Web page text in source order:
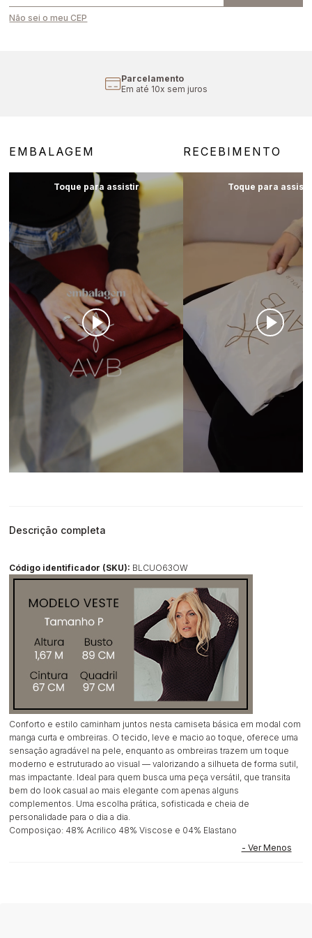
Não sei o meu CEP
Parcelamento
Em até 10x sem juros
EMBALAGEM RECEBIMENTO
Descrição completa
Código identificador (SKU): BLCUO63OW
Conforto e estilo caminham juntos nesta camiseta básica em modal com
manga curta e ombreiras. O tecido, leve e macio ao toque, oferece uma
sensação agradável na pele, enquanto as ombreiras trazem um toque
moderno e estruturado ao visual — valorizando a silhueta de forma sutil,
mas impactante. Ideal para quem busca uma peça versátil, que transita
bem do look casual ao mais elegante com apenas alguns
complementos. Uma escolha prática, sofisticada e cheia de
personalidade para o dia a dia.
Composiçao: 48% Acrilico 48% Viscose e 04% Elastano